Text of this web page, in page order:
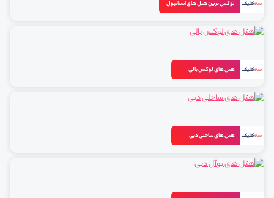
لوکس ترین هتل های استانبول
هتل های لوکس بالی
هتل های ساحلی دبی